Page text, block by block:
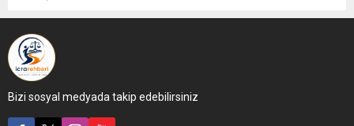
Bizi sosyal medyada takip edebilirsiniz